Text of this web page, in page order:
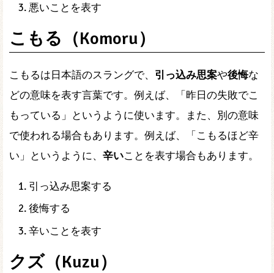
悪いことを表す
こもる（Komoru）
こもるは日本語のスラングで、 引っ込み思案や後悔な
どの意味を表す言葉です。例えば、「昨日の失敗でこ
もっている」というように使います。また、別の意味
で使われる場合もあります。例えば、「こもるほど辛
い」というように、 辛いことを表す場合もあります。
引っ込み思案する
後悔する
辛いことを表す
クズ（Kuzu）